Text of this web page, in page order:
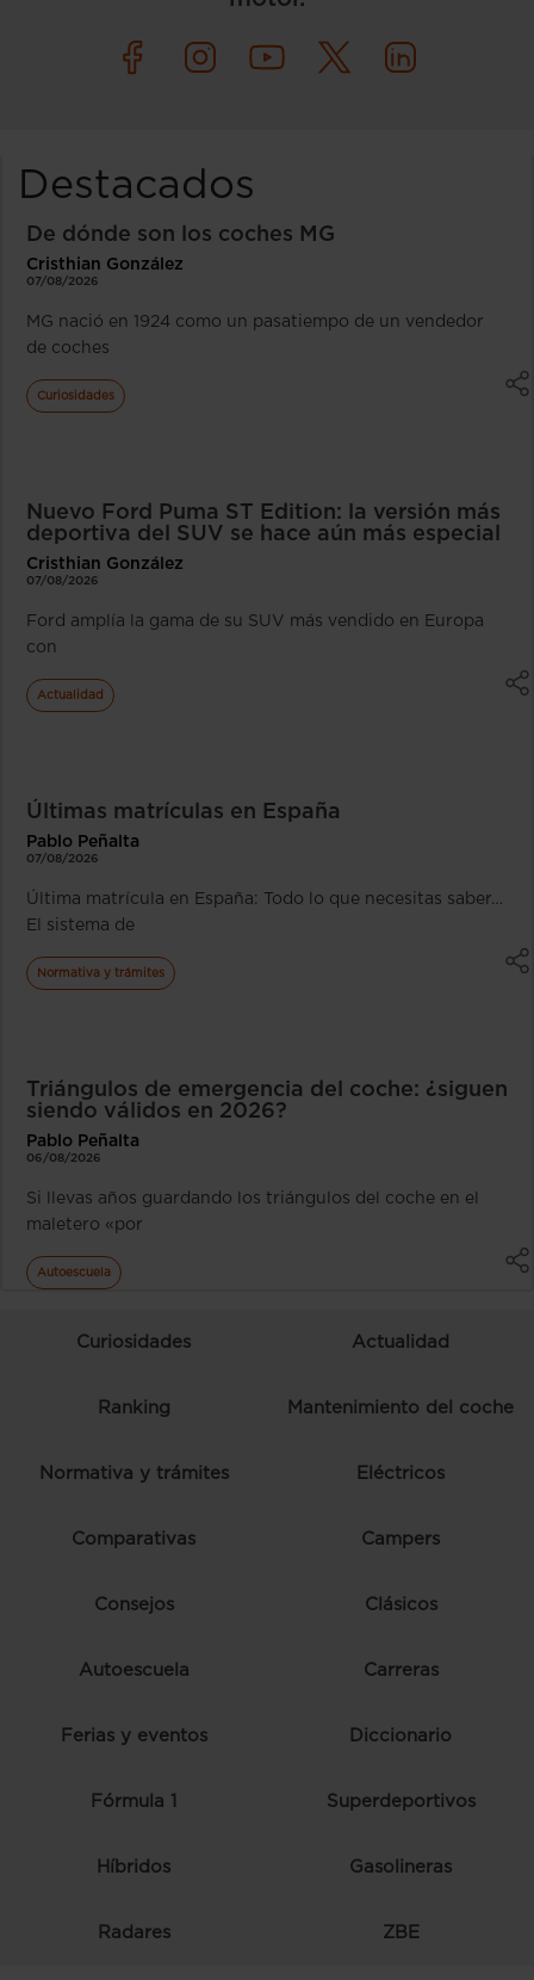
Destacados
De dónde son los coches MG
Cristhian González
07/08/2026
MG nació en 1924 como un pasatiempo de un vendedor
de coches
Curiosidades
Nuevo Ford Puma ST Edition: la versión más
deportiva del SUV se hace aún más especial
Cristhian González
07/08/2026
Ford amplía la gama de su SUV más vendido en Europa
con
Actualidad
Últimas matrículas en España
Pablo Peñalta
07/08/2026
Última matrícula en España: Todo lo que necesitas saber…
El sistema de
Normativa y trámites
Triángulos de emergencia del coche: ¿siguen
siendo válidos en 2026?
Pablo Peñalta
06/08/2026
Si llevas años guardando los triángulos del coche en el
maletero «por
Autoescuela
Curiosidades Actualidad
Ranking Mantenimiento del coche
Normativa y trámites Eléctricos
Comparativas Campers
Consejos Clásicos
Autoescuela Carreras
Ferias y eventos Diccionario
Fórmula 1 Superdeportivos
Híbridos Gasolineras
Radares ZBE